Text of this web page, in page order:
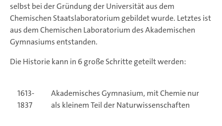
selbst bei der Gründung der Universität aus dem
Chemischen Staatslaboratorium gebildet wurde. Letztes ist
aus dem Chemischen Laboratorium des Akademischen
Gymnasiums entstanden.
Die Historie kann in 6 große Schritte geteilt werden:
1613-
1837
Akademisches Gymnasium, mit Chemie nur
als kleinem Teil der Naturwissenschaften